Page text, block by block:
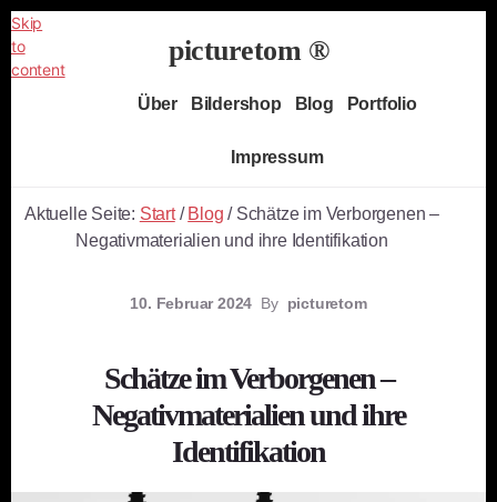
Skip
to
content
picturetom ®
Independent
Über Bildershop Blog Portfolio
Impressum
Aktuelle Seite: Start / Blog /Schätze im Verborgenen –
Negativmaterialien und ihre Identifikation
10. Februar 2024 By picturetom
Schätze im Verborgenen –
Negativmaterialien und ihre
Identifikation